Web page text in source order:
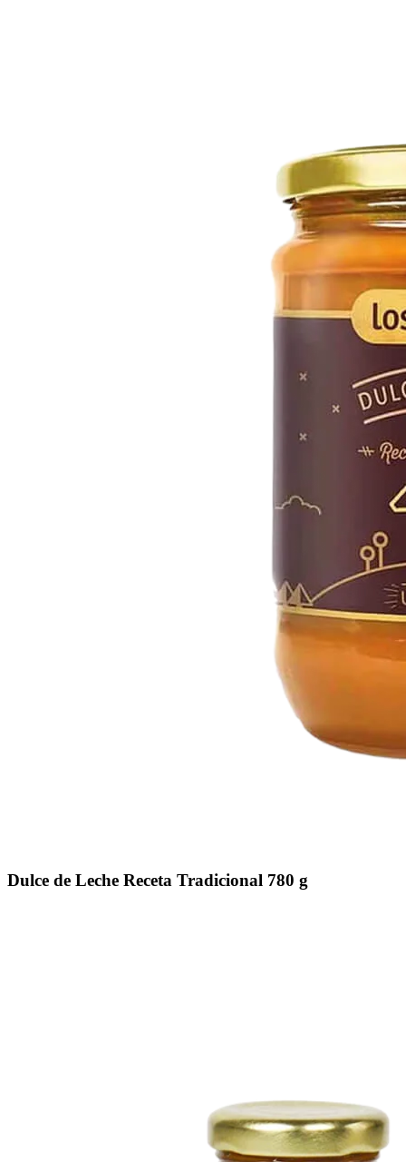
Dulce de Leche Receta Tradicional 780 g